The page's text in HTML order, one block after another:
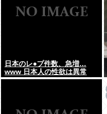
日本のレ●プ件数、急増…
www 日本人の性欲は異常